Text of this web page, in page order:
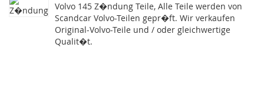
Volvo 145 Z�ndung Teile, Alle Teile werden von
Scandcar Volvo-Teilen gepr�ft. Wir verkaufen
Original-Volvo-Teile und / oder gleichwertige
Qualit�t.